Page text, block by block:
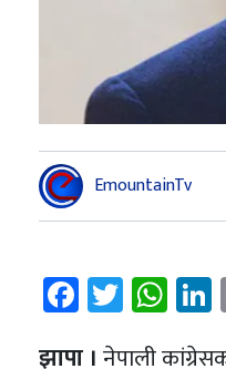
EmountainTv
Facebook
झापा । नेपाली